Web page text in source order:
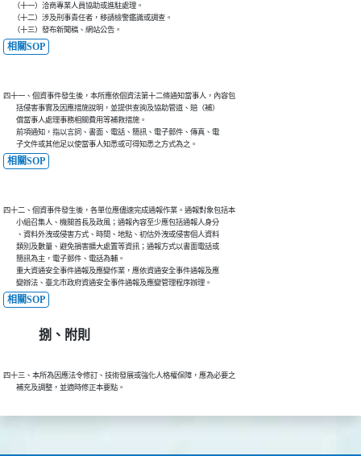
      （十一）洽商專業人員協助或進駐處理。
      （十二）涉及刑事責任者，移請檢警鑑識或調查。
相關SOP
四十一、個資事件發生後，本所應依個資法第十二條通知當事人，內容包
        括侵害事實及因應措施說明，並提供查詢及協助管道、賠（補）
        償當事人處理事務相關費用等補救措施。
        前項通知，指以言詞、書面、電話、簡訊、電子郵件、傳真、電
相關SOP
四十二、個資事件發生後，各單位應儘速完成通報作業。通報對象包括本
        小組召集人、機關首長及政風；通報內容至少應包括通報人身分
        、資料外洩或侵害方式、時間、地點、初估外洩或侵害個人資料
        類別及數量、避免損害擴大處置等資訊；通報方式以書面電話或
        簡訊為主，電子郵件、電話為輔。
        重大資通安全事件通報及應變作業，應依資通安全事件通報及應
相關SOP
捌、附則
四十三、本所為因應法令修訂、技術發展或強化人格權保障，應為必要之